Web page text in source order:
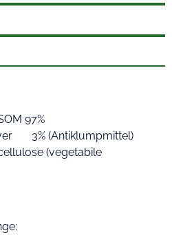
97%
3% (Antiklumpmittel)
(vegetabile